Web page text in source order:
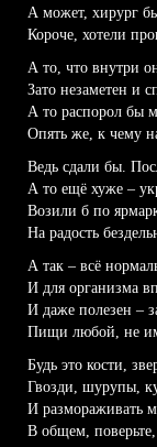
А может, хирург
Короче, хотели
А то, что внутри
Зато незаметен и
А то распорол бы
Опять же, к чему
Ведь сдали бы.
А то ещё хуже –
Возили б по
На радость
А так – всё
И для организма
И даже полезен –
Пищи любой, не
Будь это кости,
Гвозди, шурупы,
И размораживать
В общем,